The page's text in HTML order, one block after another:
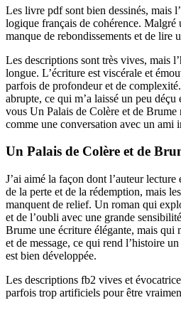
Les livre pdf sont bien dessinés, mais
logique français de cohérence. Malgré
manque de rebondissements et de lire
Les descriptions sont très vives, mais
longue. L’écriture est viscérale et
parfois de profondeur et de
abrupte, ce qui m’a laissé un peu
vous Un Palais de Colère et de
comme une conversation avec un ami
Un Palais de Colère et de
J’ai aimé la façon dont l’auteur
de la perte et de la rédemption, mais
manquent de relief. Un roman qui
et de l’oubli avec une grande
Brume une écriture élégante, mais qui
et de message, ce qui rend l’histoire
est bien développée.
Les descriptions fb2 vives et
parfois trop artificiels pour être